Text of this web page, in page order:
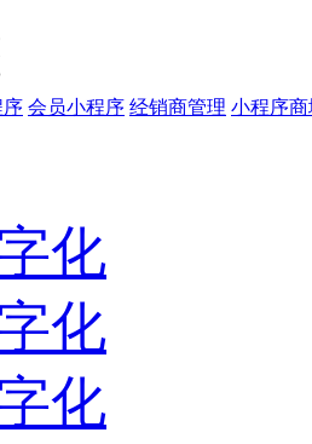
序 会员小程序 经销商管理 小程序商
化
化
化